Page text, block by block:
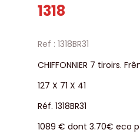
1318
Ref : 1318BR31
CHIFFONNIER 7 tiroirs.
127 X 71 X 41
Réf. 1318BR31
1089 € dont 3.70€ eco